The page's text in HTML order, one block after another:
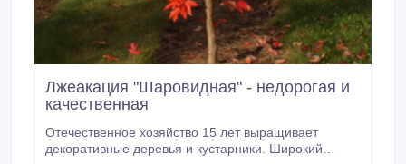
Лжеакация "Шаровидная" - недорогая и
качественная
Отечественное хозяйство 15 лет выращивает
декоративные деревья и кустарники. Широкий